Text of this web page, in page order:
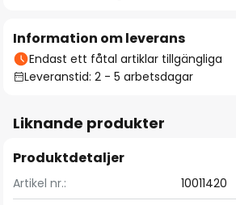
Information om leverans
Endast ett fåtal artiklar tillgängliga
Leveranstid: 2 - 5 arbetsdagar
Liknande produkter
Produktdetaljer
Artikel nr.: 10011420